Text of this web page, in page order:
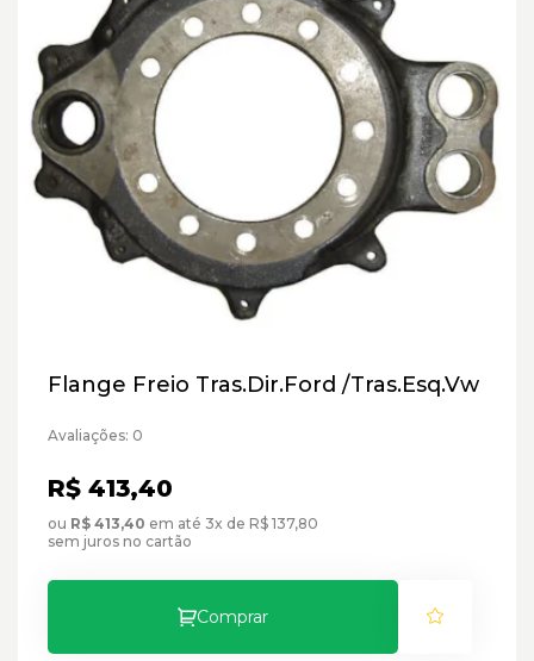
Flange Freio Tras.Dir.Ford /Tras.Esq.Vw
Avaliações: 0
R$ 413,40
ou R$ 413,40 em até 3x de R$ 137,80
sem juros no cartão
Comprar